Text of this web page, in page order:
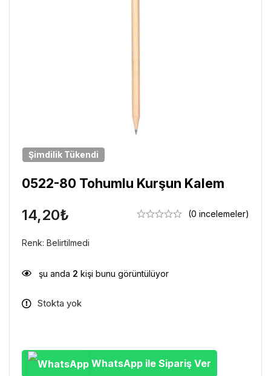
Şimdilik Tükendi
0522-80 Tohumlu Kurşun Kalem
14,20₺ (0 incelemeler)
Renk: Belirtilmedi
şu anda 2 kişi bunu görüntülüyor
Stokta yok
WhatsApp ile Sipariş Ver